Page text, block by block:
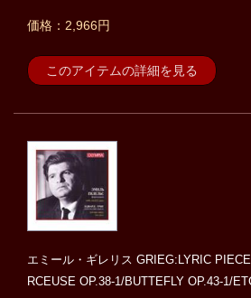
価格：2,966円
このアイテムの詳細を見る
エミール・ギレリス GRIEG:LYRIC
RCEUSE OP.38-1/BUTTEFLY OP.43-1/